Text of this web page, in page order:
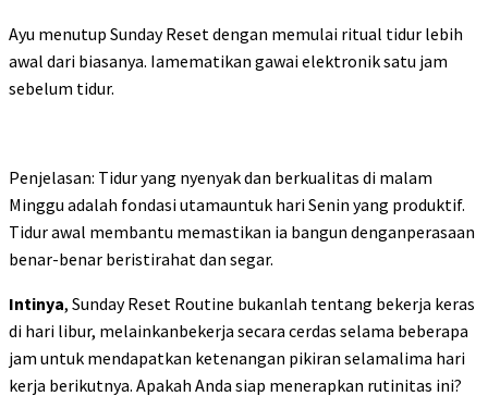
Ayu menutup Sunday Reset dengan memulai ritual tidur lebih
awal dari biasanya. Iamematikan gawai elektronik satu jam
sebelum tidur.
Penjelasan: Tidur yang nyenyak dan berkualitas di malam
Minggu adalah fondasi utamauntuk hari Senin yang produktif.
Tidur awal membantu memastikan ia bangun denganperasaan
benar-benar beristirahat dan segar.
Intinya, Sunday Reset Routine bukanlah tentang bekerja keras
di hari libur, melainkanbekerja secara cerdas selama beberapa
jam untuk mendapatkan ketenangan pikiran selamalima hari
kerja berikutnya. Apakah Anda siap menerapkan rutinitas ini?